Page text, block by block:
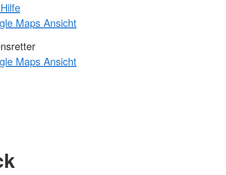
Maps Ansicht
Maps Ansicht